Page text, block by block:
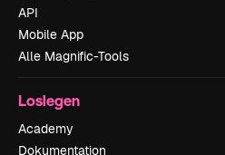
API
Mobile App
Alle Magnific-Tools
Loslegen
Academy
Dokumentation